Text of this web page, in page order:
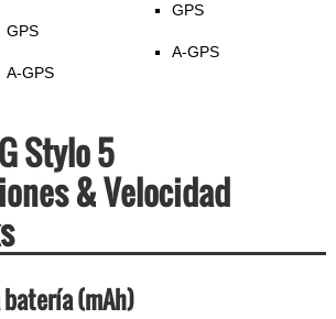
GPS
A-GPS
GPS
A-GPS
Stylo 5
& Velocidad
(mAh)